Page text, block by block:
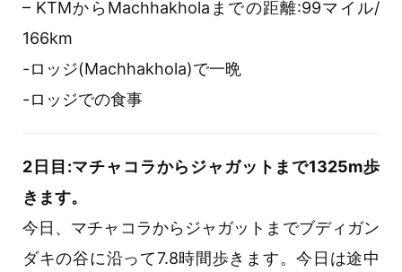
– KTMからMachhakholaまでの距離:99マイル/
166km
-ロッジ(Machhakhola)で一晩
-ロッジでの食事
2日目:マチャコラからジャガットまで1325m歩
きます。
今日、マチャコラからジャガットまでブディガン
ダキの谷に沿って7.8時間歩きます。今日は途中